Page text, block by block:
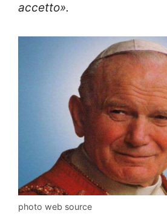
accetto».
photo web source